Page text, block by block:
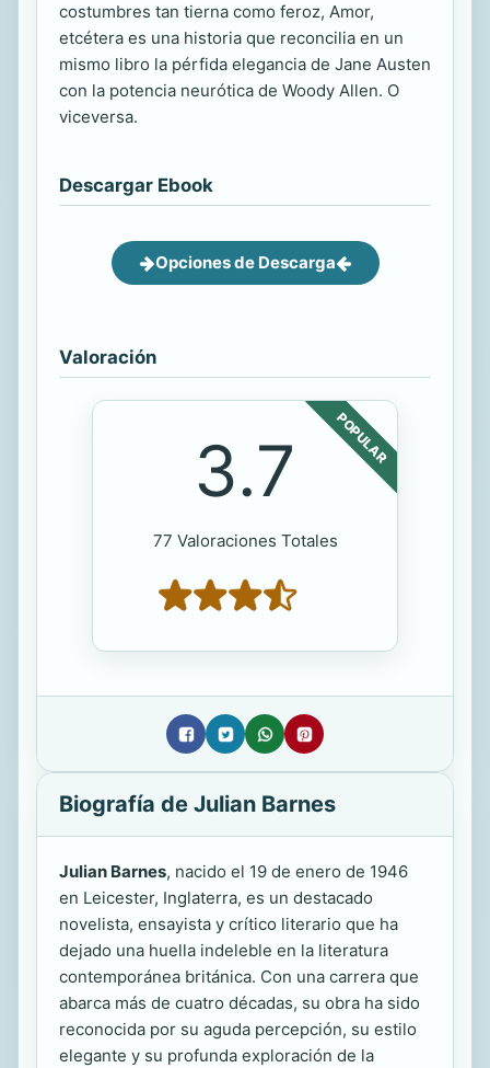
costumbres tan tierna como feroz, Amor,
etcétera es una historia que reconcilia en un
mismo libro la pérfida elegancia de Jane Austen
con la potencia neurótica de Woody Allen. O
viceversa.
Descargar Ebook
Opciones de Descarga
Valoración
POPULAR
3.7
77 Valoraciones Totales
Biografía de Julian Barnes
Julian Barnes, nacido el 19 de enero de 1946
en Leicester, Inglaterra, es un destacado
novelista, ensayista y crítico literario que ha
dejado una huella indeleble en la literatura
contemporánea británica. Con una carrera que
abarca más de cuatro décadas, su obra ha sido
reconocida por su aguda percepción, su estilo
elegante y su profunda exploración de la